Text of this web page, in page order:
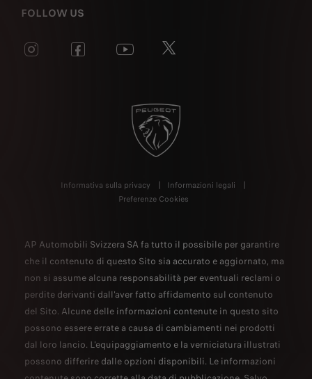
FOLLOW US
Informativa sulla privacy
Informazioni legali
Preferenze Cookies
AP Automobili Svizzera SA fa tutto il possibile per garantire
che il contenuto di questo Sito sia accurato e aggiornato, ma
non si assume alcuna responsabilità per eventuali reclami o
perdite derivanti dall'aver fatto affidamento sul contenuto
del Sito. Alcune delle informazioni contenute in questo sito
possono essere errate a causa di cambiamenti nei prodotti
dal loro lancio. L'equipaggiamento e la verniciatura illustrati
possono differire dalle opzioni disponibili. Le informazioni